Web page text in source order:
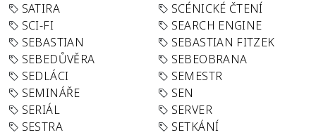
SATIRA
SCÉNICKÉ ČTENÍ
SCI-FI
SEARCH ENGINE
SEBASTIAN
SEBASTIAN FITZEK
SEBEDŮVĚRA
SEBEOBRANA
SEDLÁCI
SEMESTR
SEMINÁŘE
SEN
SERIÁL
SERVER
SESTRA
SETKÁNÍ